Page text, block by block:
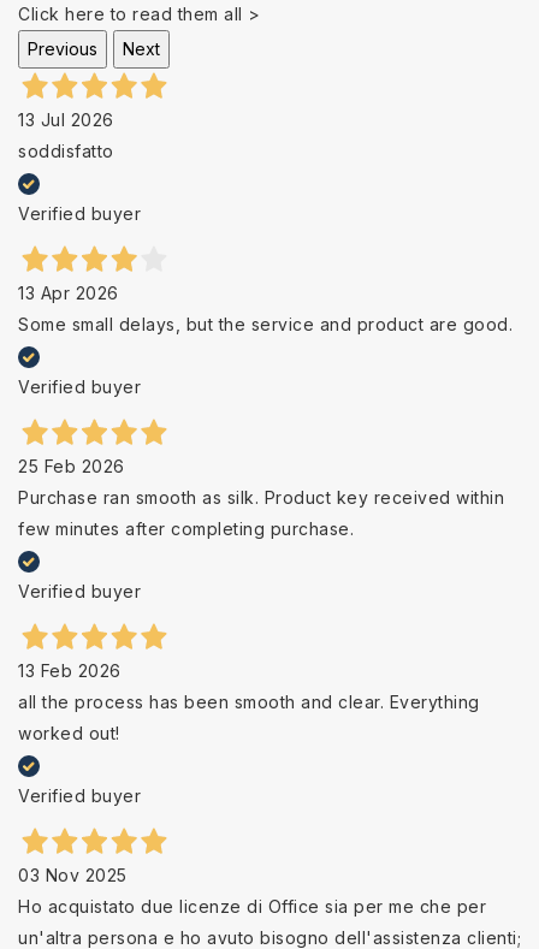
Click here to read them all >
Previous
Next
13 Jul 2026
soddisfatto
Verified buyer
13 Apr 2026
Some small delays, but the service and product are good.
Verified buyer
25 Feb 2026
Purchase ran smooth as silk. Product key received within
few minutes after completing purchase.
Verified buyer
13 Feb 2026
all the process has been smooth and clear. Everything
worked out!
Verified buyer
03 Nov 2025
Ho acquistato due licenze di Office sia per me che per
un'altra persona e ho avuto bisogno dell'assistenza clienti;